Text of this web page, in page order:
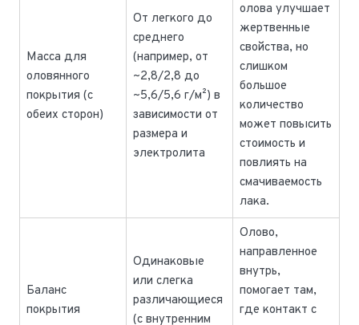
Масса для
оловянного
покрытия (с
обеих сторон)
От легкого до
среднего
(например, от
~2,8/2,8 до
~5,6/5,6 г/м²) в
зависимости от
размера и
электролита
олова улучшает
жертвенные
свойства, но
слишком
большое
количество
может повысить
стоимость и
повлиять на
смачиваемость
лака.
Баланс
покрытия
Одинаковые
или слегка
различающиеся
(с внутренним
Олово,
направленное
внутрь,
помогает там,
где контакт с